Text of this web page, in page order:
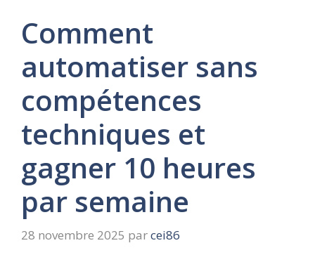
Comment
automatiser sans
compétences
techniques et
gagner 10 heures
par semaine
28 novembre 2025 parcei86